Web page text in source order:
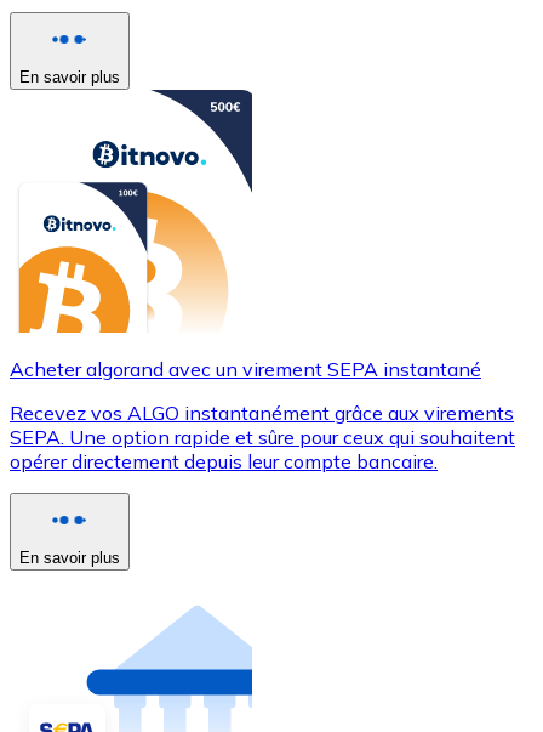
En savoir plus
Acheter algorand avec un virement SEPA instantané
Recevez vos ALGO instantanément grâce aux virements
SEPA. Une option rapide et sûre pour ceux qui souhaitent
opérer directement depuis leur compte bancaire.
En savoir plus